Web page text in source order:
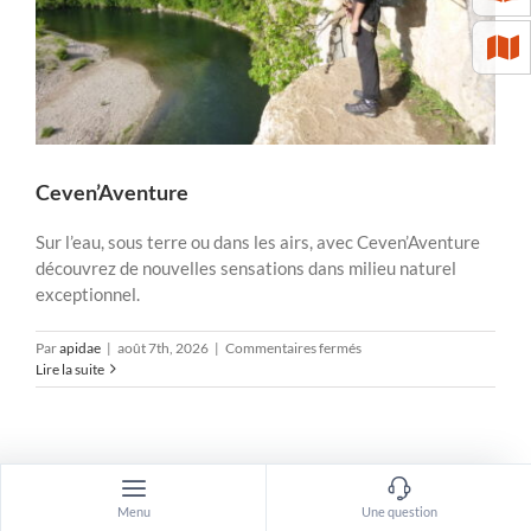
Ceven’Aventure
Sur l’eau, sous terre ou dans les airs, avec Ceven’Aventure
découvrez de nouvelles sensations dans milieu naturel
exceptionnel.
Parapidae | août 7th, 2026 | Commentaires ferméssur
Lire la suite
Menu Une question